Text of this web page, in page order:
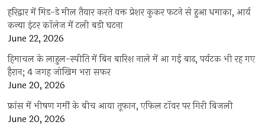
हरिद्वार में मिड-डे मील तैयार करते वक्त प्रेशर कुकर फटने से हुआ धमाका, आर्य
कन्या इंटर कॉलेज में टली बड़ी घटना
June 22, 2026
हिमाचल के लाहुल-स्पीति में बिन बारिश नाले में आ गई बाढ़, पर्यटक भी रह गए
हैरान; 4 जगह जोखिम भरा सफर
June 20, 2026
फ्रांस में भीषण गर्मी के बीच आया तूफान, एफिल टॉवर पर गिरी बिजली
June 20, 2026